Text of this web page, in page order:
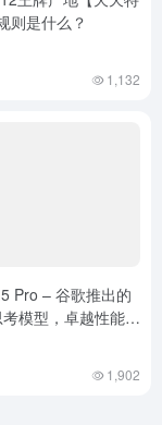
则是什么？
1,132
Pro – 谷歌推出的
模型，卓越性能榜
1,902